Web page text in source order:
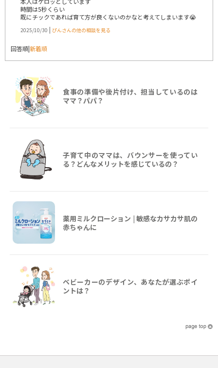
時間は5秒くらい
既にチックであれば育て方が良くないのかなと考えてしまいます😭
2025/10/30 | ぴんさんの他の相談を見る
回答順|新着順
食事の準備や後片付け、担当しているのは
ママ？パパ？
子育て中のママは、バウンサーを使ってい
る？どんなメリットを感じているの？
薬用ミルクローション | 敏感なカサカサ肌の
赤ちゃんに
ベビーカーのデザイン、あなたが選ぶポイ
ントは？